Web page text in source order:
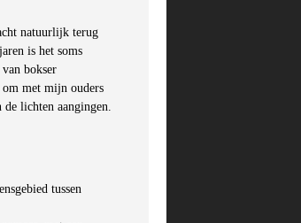
natuurlijk terug
is het soms
bokser
met mijn ouders
de lichten aangingen.
tussen